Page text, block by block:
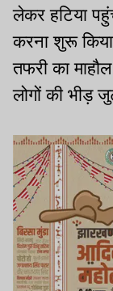
लेकर हटिया
करना शुरू
तफरी का
लोगों की भीड़